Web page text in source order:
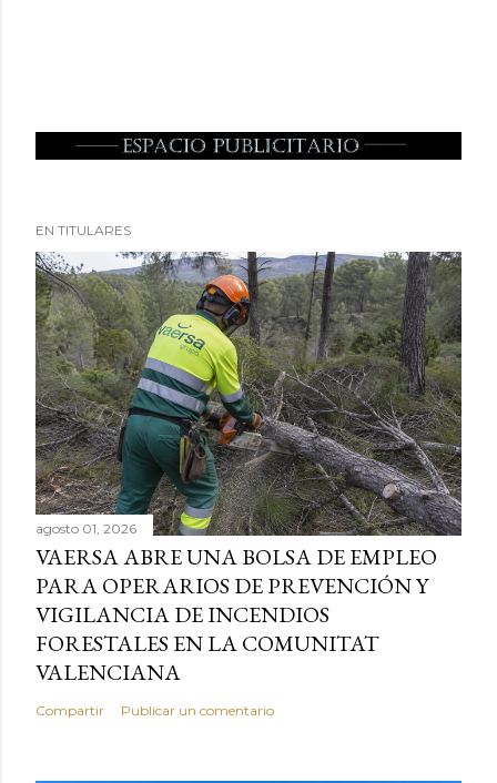
EN TITULARES
agosto 01, 2026
VAERSA ABRE UNA BOLSA DE EMPLEO
PARA OPERARIOS DE PREVENCIÓN Y
VIGILANCIA DE INCENDIOS
FORESTALES EN LA COMUNITAT
VALENCIANA
Compartir Publicar un comentario